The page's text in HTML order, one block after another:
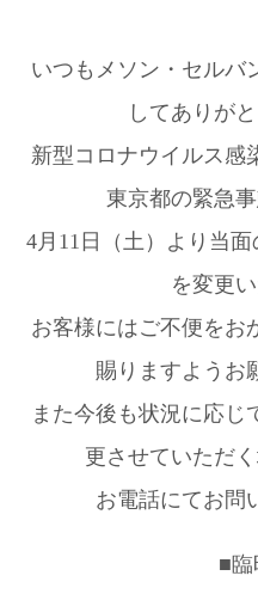
いつもメソン・セルバ
してありが
新型コロナウイルス感
東京都の緊急
4月11日（土）より当
を変更
お客様にはご不便をお
賜りますようお
また今後も状況に応じ
更させていただ
お電話にてお問
■臨